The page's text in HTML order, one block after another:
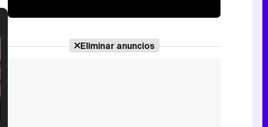
Eliminar anuncios